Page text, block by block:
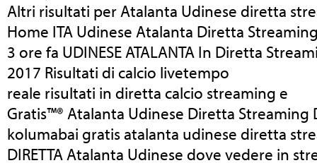
Altri risultati per Atalanta Udinese diretta
Home ITA Udinese Atalanta Diretta
3 ore fa UDINESE ATALANTA In Diretta
2017 Risultati di calcio livetempo
reale risultati in diretta calcio streaming e
Gratis™® Atalanta Udinese Diretta Streaming
kolumabai gratis atalanta udinese diretta
DIRETTA Atalanta Udinese dove vedere in